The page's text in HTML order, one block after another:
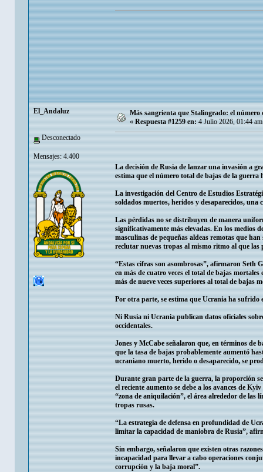
El_Andaluz
Desconectado
Mensajes: 4.400
Más sangrienta que Stalingrado: el número
« Respuesta #1259 en: 4 Julio 2026, 01:44
La decisión de Rusia de lanzar una invasión a
estima que el número total de bajas de la guerra
La investigación del Centro de Estudios
soldados muertos, heridos y desaparecidos,
Las pérdidas no se distribuyen de manera
significativamente más elevadas. En los medios
masculinas de pequeñas aldeas remotas que
reclutar nuevas tropas al mismo ritmo al que las
“Estas cifras son asombrosas”, afirmaron Seth
en más de cuatro veces el total de bajas
más de nueve veces superiores al total de bajas
Por otra parte, se estima que Ucrania ha sufrido
Ni Rusia ni Ucrania publican datos oficiales
occidentales.
Jones y McCabe señalaron que, en términos de
que la tasa de bajas probablemente aumentó
ucraniano muerto, herido o desaparecido, se
Durante gran parte de la guerra, la proporción
el reciente aumento se debe a los avances de
“zona de aniquilación”, el área alrededor de las
tropas rusas.
“La estrategia de defensa en profundidad de
limitar la capacidad de maniobra de Rusia”,
Sin embargo, señalaron que existen otras
incapacidad para llevar a cabo operaciones
corrupción y la baja moral”.